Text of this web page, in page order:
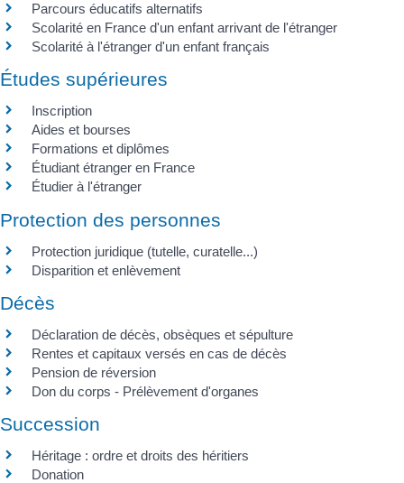
Parcours éducatifs alternatifs
Scolarité en France d'un enfant arrivant de l'étranger
Scolarité à l'étranger d'un enfant français
Études supérieures
Inscription
Aides et bourses
Formations et diplômes
Étudiant étranger en France
Étudier à l'étranger
Protection des personnes
Protection juridique (tutelle, curatelle...)
Disparition et enlèvement
Décès
Déclaration de décès, obsèques et sépulture
Rentes et capitaux versés en cas de décès
Pension de réversion
Don du corps - Prélèvement d'organes
Succession
Héritage : ordre et droits des héritiers
Donation